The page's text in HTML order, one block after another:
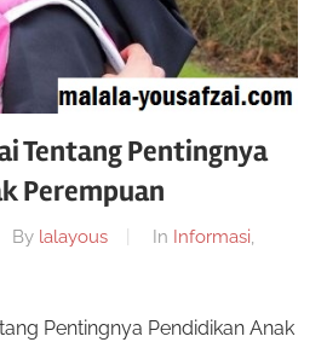
Tentang Pentingnya
Perempuan
By lalayous In Informasi,
Pentingnya Pendidikan Anak